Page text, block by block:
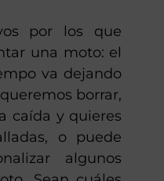
EN BASE AL
por los que
una moto: el
va dejando
borrar,